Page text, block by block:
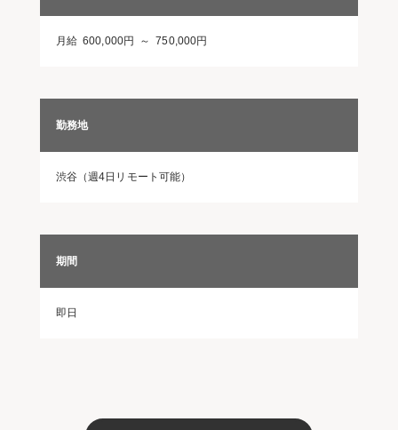
月給 600,000円 ～ 750,000円
勤務地
渋谷（週4日リモート可能）
期間
即日